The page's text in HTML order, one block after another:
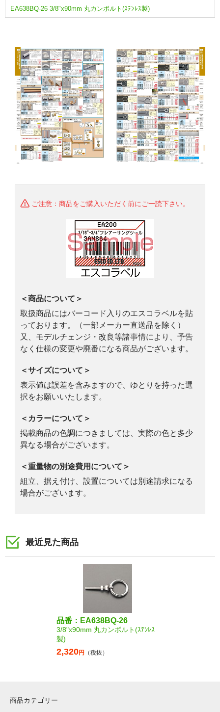
EA638BQ-26 3/8"x90mm 丸カンボルト(ｽﾃﾝﾚｽ製)
ご注意：商品をご購入いただく前にご一読下さい。
＜商品について＞
取扱商品にはバーコード入りのエスコラベルを貼
っております。（一部メーカー直送品を除く）
又、モデルチェンジ・改良等諸事情により、予告
なく仕様の変更や廃番になる商品がございます。
＜サイズについて＞
表示値は誤差を含みますので、ゆとりを持った選
択をお願いいたします。
＜カラーについて＞
掲載商品の色調につきましては、実際の色と多少
異なる場合がございます。
＜重量物の別途費用について＞
組立、据え付け、設置については別途請求になる
場合がございます。
最近見た商品
品番：EA638BQ-26
3/8"x90mm 丸カンボルト(ｽﾃﾝﾚｽ
製)
2,320円 （税抜）
商品カテゴリー